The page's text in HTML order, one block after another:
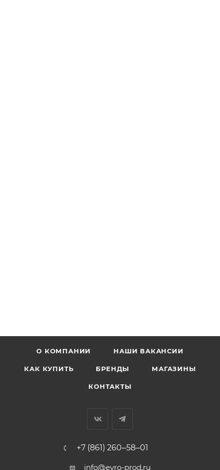
О КОМПАНИИ НАШИ ВАКАНСИИ
КАК КУПИТЬ БРЕНДЫ МАГАЗИНЫ
КОНТАКТЫ
+7 (861) 260‒58‒01
info@evro-prod.ru